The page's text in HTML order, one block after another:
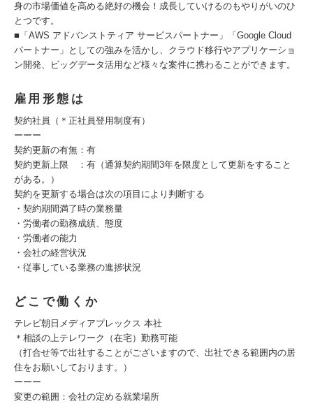
身の市場価値を高める絶好の機会！成長していけるのもやりがいのひ
とつです。
■「AWS アドバンストティア サービスパートナー」「Google Cloud
パートナー」としての強みを活かし、クラウド移行やアプリケーショ
ン開発、ビッグデータ活用など様々な案件に携わることができます。
雇用形態は
契約社員（＊正社員登用制度有）
ーーー
契約更新の有無：有
契約更新上限 ：有（通算契約期間3年を限度として更新をすること
がある。）
契約を更新する場合は次の項目により判断する
・契約期間満了時の業務量
・労働者の勤務成績、態度
・労働者の能力
・会社の経営状況
・従事している業務の進捗状況
どこで働くか
テレビ朝日メディアプレックス 本社
＊相談の上テレワーク（在宅）勤務可能
（打合せ等で出社することがございますので、出社できる範囲内の居
住をお願いしております。）
ーーー
変更の範囲：会社の定める就業場所